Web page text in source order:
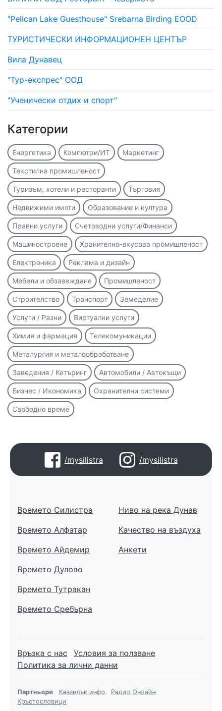
"Pelican Lake Guesthouse" Srebarna Birding EOOD
ТУРИСТИЧЕСКИ ИНФОРМАЦИОНЕН ЦЕНТЪР
Вила Дунавец
"Тур-експрес" ООД
"Ученически отдих и спорт"
Категории
Енергетика Компютри/ИТ Маркетинг
Текстилна промишленост
Туризъм, хотели и ресторанти Търговия
Недвижими имоти Образование и култура
Правни услуги Счетоводни услуги/Финанси
Машиностроене Хранително-вкусова промишленост
Електроника Реклама и дизайн
Мебели и обзавеждане Промишленост
Строителство Транспорт Земеделие
Услуги / Разни Виртуални услуги
Химия и фармация Телекомуникации
Металургия и металообработване
Заведения / Кетъринг Автомобили / Автокъщи
Бизнес / Икономика Охранителни системи
Свободно време
/mysilistra /mysilistra
Времето Силистра
Времето Алфатар
Времето Айдемир
Времето Дулово
Времето Тутракан
Времето Сребърна
Ниво на река Дунав
Качество на въздуха
Анкети
Връзка с нас
Условия за ползване
Политика за лични данни
Партньори Казанлък инфо
Радио Онлайн
Кръстословици